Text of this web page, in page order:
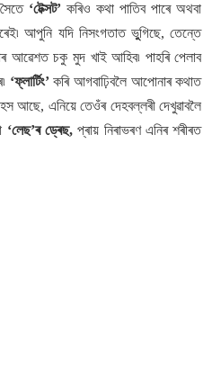
‘টেক্সট’ কৰিও কথা পাতিব পাৰে অথবা
আপুনি যদি নিসংগতাত ভুুগিছে, তেন্তে
আৱেশত চকু মুদ খাই আহিব৷ পাহৰি পেলাব
‘ফ্লাৰ্টিং’কৰি আগবাঢ়িবলৈ আপোনাৰ কথাত
আছে, এনিয়ে তেওঁৰ দেহবল্লৰী দেখুৱাবলৈ
‘লেছ’ৰ ড্ৰেছ, প্ৰায় নিৰাভৰণ এনিৰ শৰীৰত